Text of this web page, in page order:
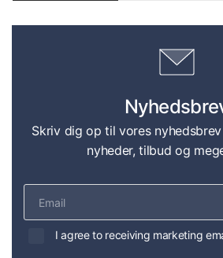
Skriv dig op til vores
nyheder, tilbud og
I agree to receiving marketing